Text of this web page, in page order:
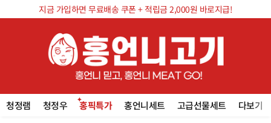
지금 가입하면 무료배송 쿠폰 + 적립금 2,000원 바로지급!
청정램 청정우 홍픽특가 홍언니세트 고급선물세트 다보기